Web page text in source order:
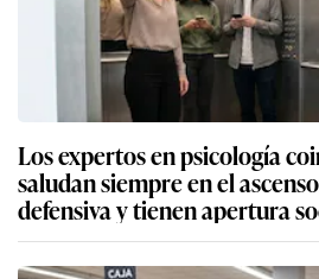
Los expertos en psicología
saludan siempre en el
defensiva y tienen apertura